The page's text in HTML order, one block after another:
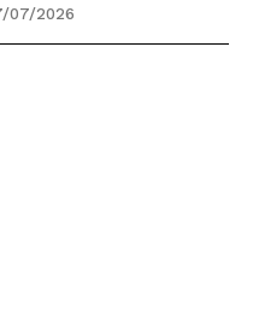
07/2026